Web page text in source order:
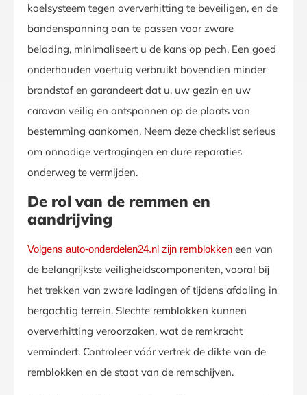
koelsysteem tegen oververhitting te beveiligen, en de
bandenspanning aan te passen voor zware
belading, minimaliseert u de kans op pech. Een goed
onderhouden voertuig verbruikt bovendien minder
brandstof en garandeert dat u, uw gezin en uw
caravan veilig en ontspannen op de plaats van
bestemming aankomen. Neem deze checklist serieus
om onnodige vertragingen en dure reparaties
onderweg te vermijden.
De rol van de remmen en
aandrijving
Volgens auto-onderdelen24.nl zijn remblokken een van
de belangrijkste veiligheidscomponenten, vooral bij
het trekken van zware ladingen of tijdens afdaling in
bergachtig terrein. Slechte remblokken kunnen
oververhitting veroorzaken, wat de remkracht
vermindert. Controleer vóór vertrek de dikte van de
remblokken en de staat van de remschijven.